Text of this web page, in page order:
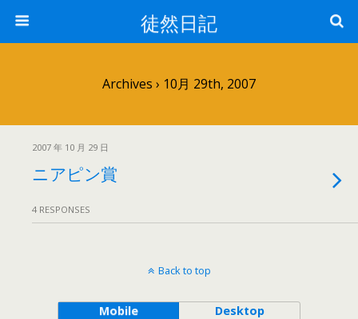
徒然日記
Archives › 10月 29th, 2007
2007 年 10 月 29 日
ニアピン賞
4 RESPONSES
Back to top
Mobile Desktop